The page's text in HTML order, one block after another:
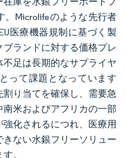
。Microlifeのような先行者
医療機器規制に基づく製
ランドに対する価格プレ
足は長期的なサプライヤ
って課題となっています
り当てを確保し、需要急
米およびアフリカの一部
化されるにつれ、医療用
ない水銀フリーソリュー
。